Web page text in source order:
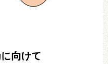
向けて